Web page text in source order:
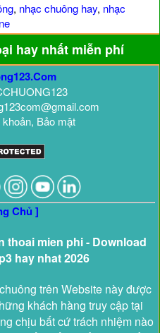
, nhạc chuông hay, nhạc
hay nhất miễn phí
Bảo mật
Chủ ]
thoai mien phi - Download
hay nhat 2026
trên Website này được
khách hàng truy cập tại
chịu bất cứ trách nhiệm nào